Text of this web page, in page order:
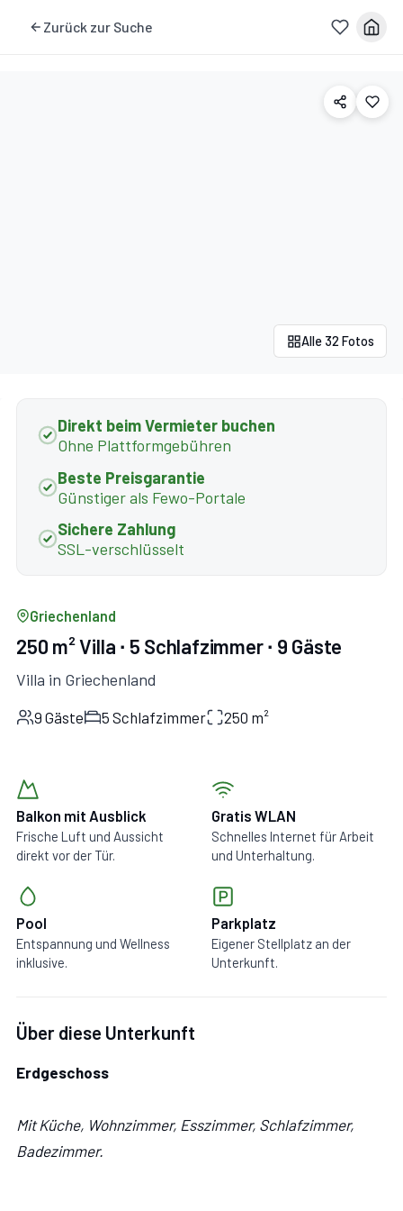
Zurück zur Suche
Alle 32 Fotos
Direkt beim Vermieter buchen
Ohne Plattformgebühren
Beste Preisgarantie
Günstiger als Fewo-Portale
Sichere Zahlung
SSL-verschlüsselt
Griechenland
250 m² Villa ∙ 5 Schlafzimmer ∙ 9 Gäste
Villa in Griechenland
9 Gäste 5 Schlafzimmer 250 m²
Balkon mit Ausblick
Frische Luft und Aussicht
direkt vor der Tür.
Gratis WLAN
Schnelles Internet für Arbeit
und Unterhaltung.
Pool
Entspannung und Wellness
inklusive.
Parkplatz
Eigener Stellplatz an der
Unterkunft.
Über diese Unterkunft
Erdgeschoss
Mit Küche, Wohnzimmer, Esszimmer, Schlafzimmer,
Badezimmer.